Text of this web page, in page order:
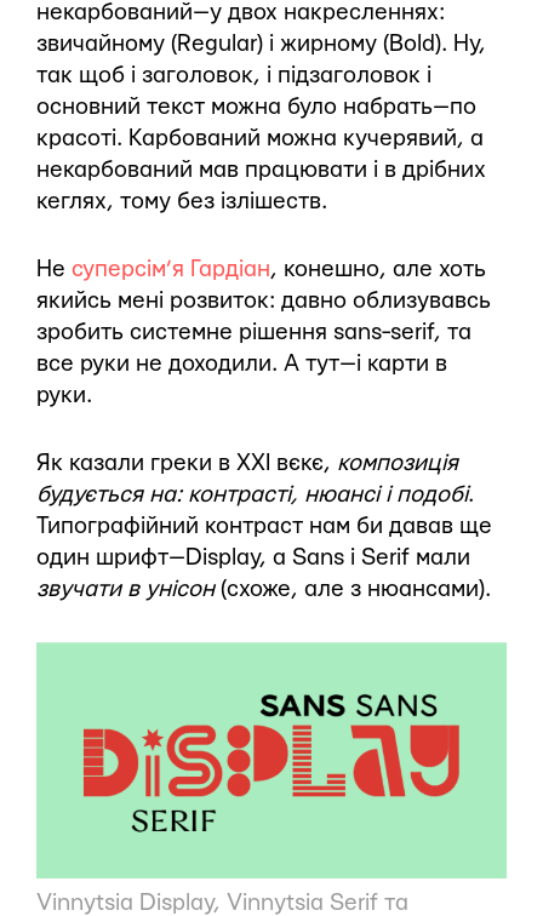
некарбований — у двох накресленнях:
звичайному (Regular) і жирному (Bold). Ну,
так щоб і заголовок, і підзаголовок і
основний текст можна було набрать — по
красоті. Карбований можна кучерявий, а
некарбований мав працювати і в дрібних
кеглях, тому без ізлішеств.
Не суперсім’я Гардіан, конешно, але хоть
якийсь мені розвиток: давно облизувавсь
зробить системне рішення sans−serif, та
все руки не доходили. А тут — і карти в
руки.
Як казали греки в XXI вєкє, композиція
будується на: контрасті, нюансі і подобі.
Типографійний контраст нам би давав ще
один шрифт — Display, а Sans і Serif мали
звучати в унісон(схоже, але з нюансами).
Vinnytsia Display, Vinnytsia Serif та